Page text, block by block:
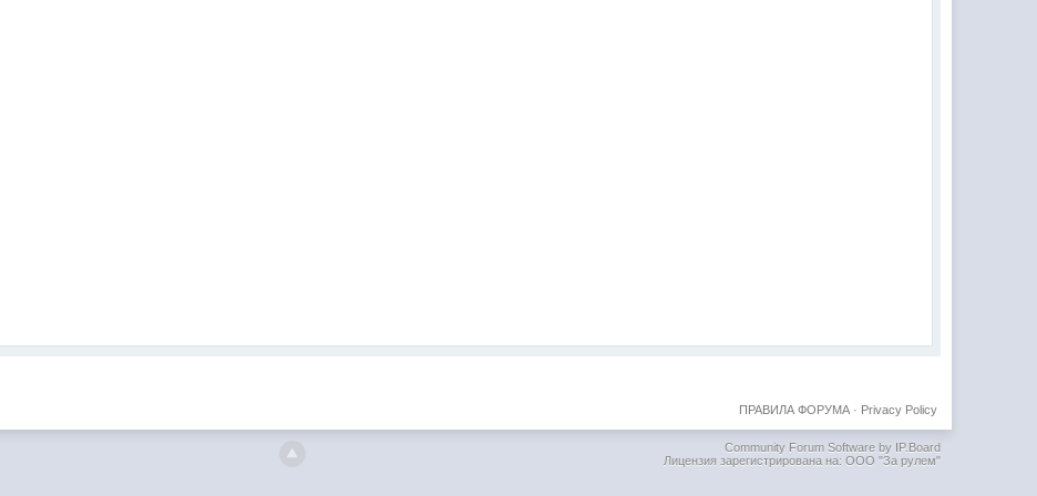
Privacy Policy
ПРАВИЛА ФОРУМА·
Community Forum Software by IP.Board
Лицензия зарегистрирована на: ООО "За рулем"